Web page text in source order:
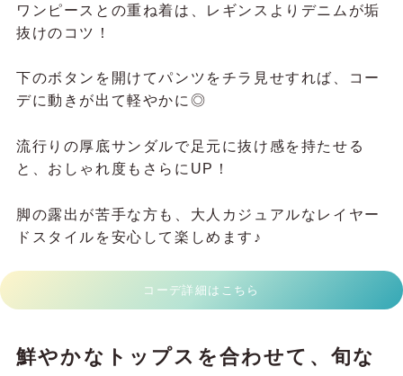
ワンピースとの重ね着は、レギンスよりデニムが垢
抜けのコツ！
下のボタンを開けてパンツをチラ見せすれば、コー
デに動きが出て軽やかに◎
流行りの厚底サンダルで足元に抜け感を持たせる
と、おしゃれ度もさらにUP！
脚の露出が苦手な方も、大人カジュアルなレイヤー
ドスタイルを安心して楽しめます♪
コーデ詳細はこちら
鮮やかなトップスを合わせて、旬な